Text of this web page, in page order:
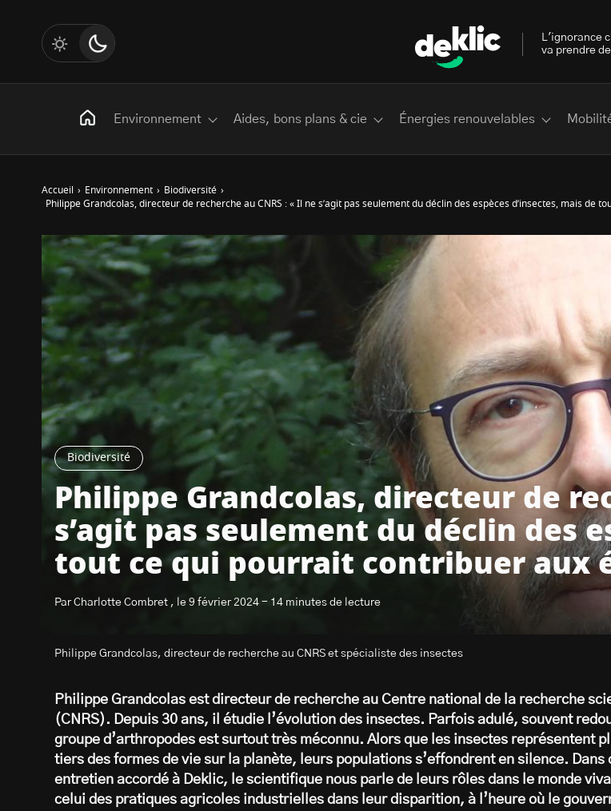
Biodiversité
Philippe Grandcolas, directeur de
s’agit pas seulement du déclin des
tout ce qui pourrait contribuer aux
Par Charlotte Combret , le 9 février 2024 - 14 minutes de lecture
Philippe Grandcolas, directeur de recherche au CNRS et spécialiste des insectes
Accueil › Environnement › Biodiversité ›
Philippe Grandcolas, directeur de recherche au CNRS : « Il ne s’agit pas seulement du déclin des espèces d’insectes, mais de
Philippe Grandcolas est directeur de recherche au Centre national de la recherche
(CNRS). Depuis 30 ans, il étudie l’évolution des insectes. Parfois adulé, souvent
groupe d’arthropodes est surtout très méconnu. Alors que les insectes représentent
tiers des formes de vie sur la planète, leurs populations s’effondrent en silence. Dans
entretien accordé à Deklic, le scientifique nous parle de leurs rôles dans le monde
celui des pratiques agricoles industrielles dans leur disparition, à l’heure où le
L'ignorance
va prendre
Environnement Aides, bons plans & cie Énergies renouvelables
Rechercher
Les mots clés les plus recherchés sur Deklic
Transition Écologique Volte-face